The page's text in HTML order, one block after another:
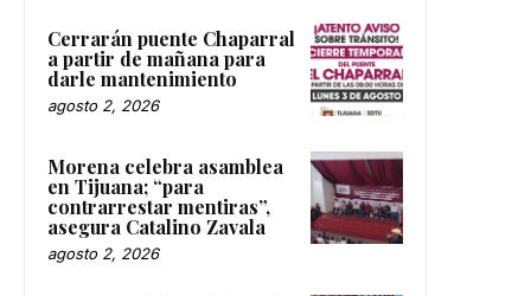
Cerrarán puente Chaparral
a partir de mañana para
darle mantenimiento
agosto 2, 2026
Morena celebra asamblea
en Tijuana; “para
contrarrestar mentiras”,
asegura Catalino Zavala
agosto 2, 2026